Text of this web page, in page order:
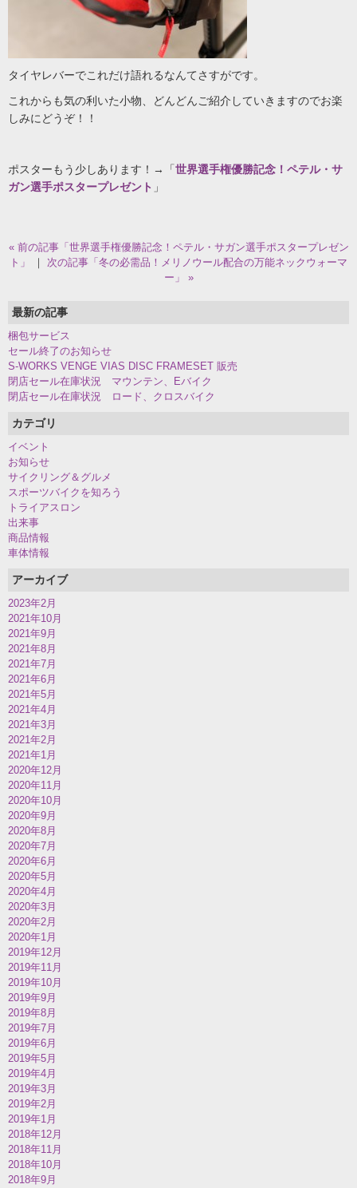
タイヤレバーでこれだけ語れるなんてさすがです。
これからも気の利いた小物、どんどんご紹介していきますのでお楽
しみにどうぞ！！
ポスターもう少しあります！→「世界選手権優勝記念！ペテル・サ
ガン選手ポスタープレゼント 」
« 前の記事「世界選手権優勝記念！ペテル・サガン選手ポスタープレゼン
ト」
｜ 次の記事「冬の必需品！メリノウール配合の万能ネックウォーマ
ー」 »
最新の記事
梱包サービス
セール終了のお知らせ
S-WORKS VENGE VIAS DISC FRAMESET 販売
閉店セール在庫状況 マウンテン、Eバイク
閉店セール在庫状況 ロード、クロスバイク
カテゴリ
イベント
お知らせ
サイクリング＆グルメ
スポーツバイクを知ろう
トライアスロン
出来事
商品情報
車体情報
アーカイブ
2023年2月
2021年10月
2021年9月
2021年8月
2021年7月
2021年6月
2021年5月
2021年4月
2021年3月
2021年2月
2021年1月
2020年12月
2020年11月
2020年10月
2020年9月
2020年8月
2020年7月
2020年6月
2020年5月
2020年4月
2020年3月
2020年2月
2020年1月
2019年12月
2019年11月
2019年10月
2019年9月
2019年8月
2019年7月
2019年6月
2019年5月
2019年4月
2019年3月
2019年2月
2019年1月
2018年12月
2018年11月
2018年10月
2018年9月